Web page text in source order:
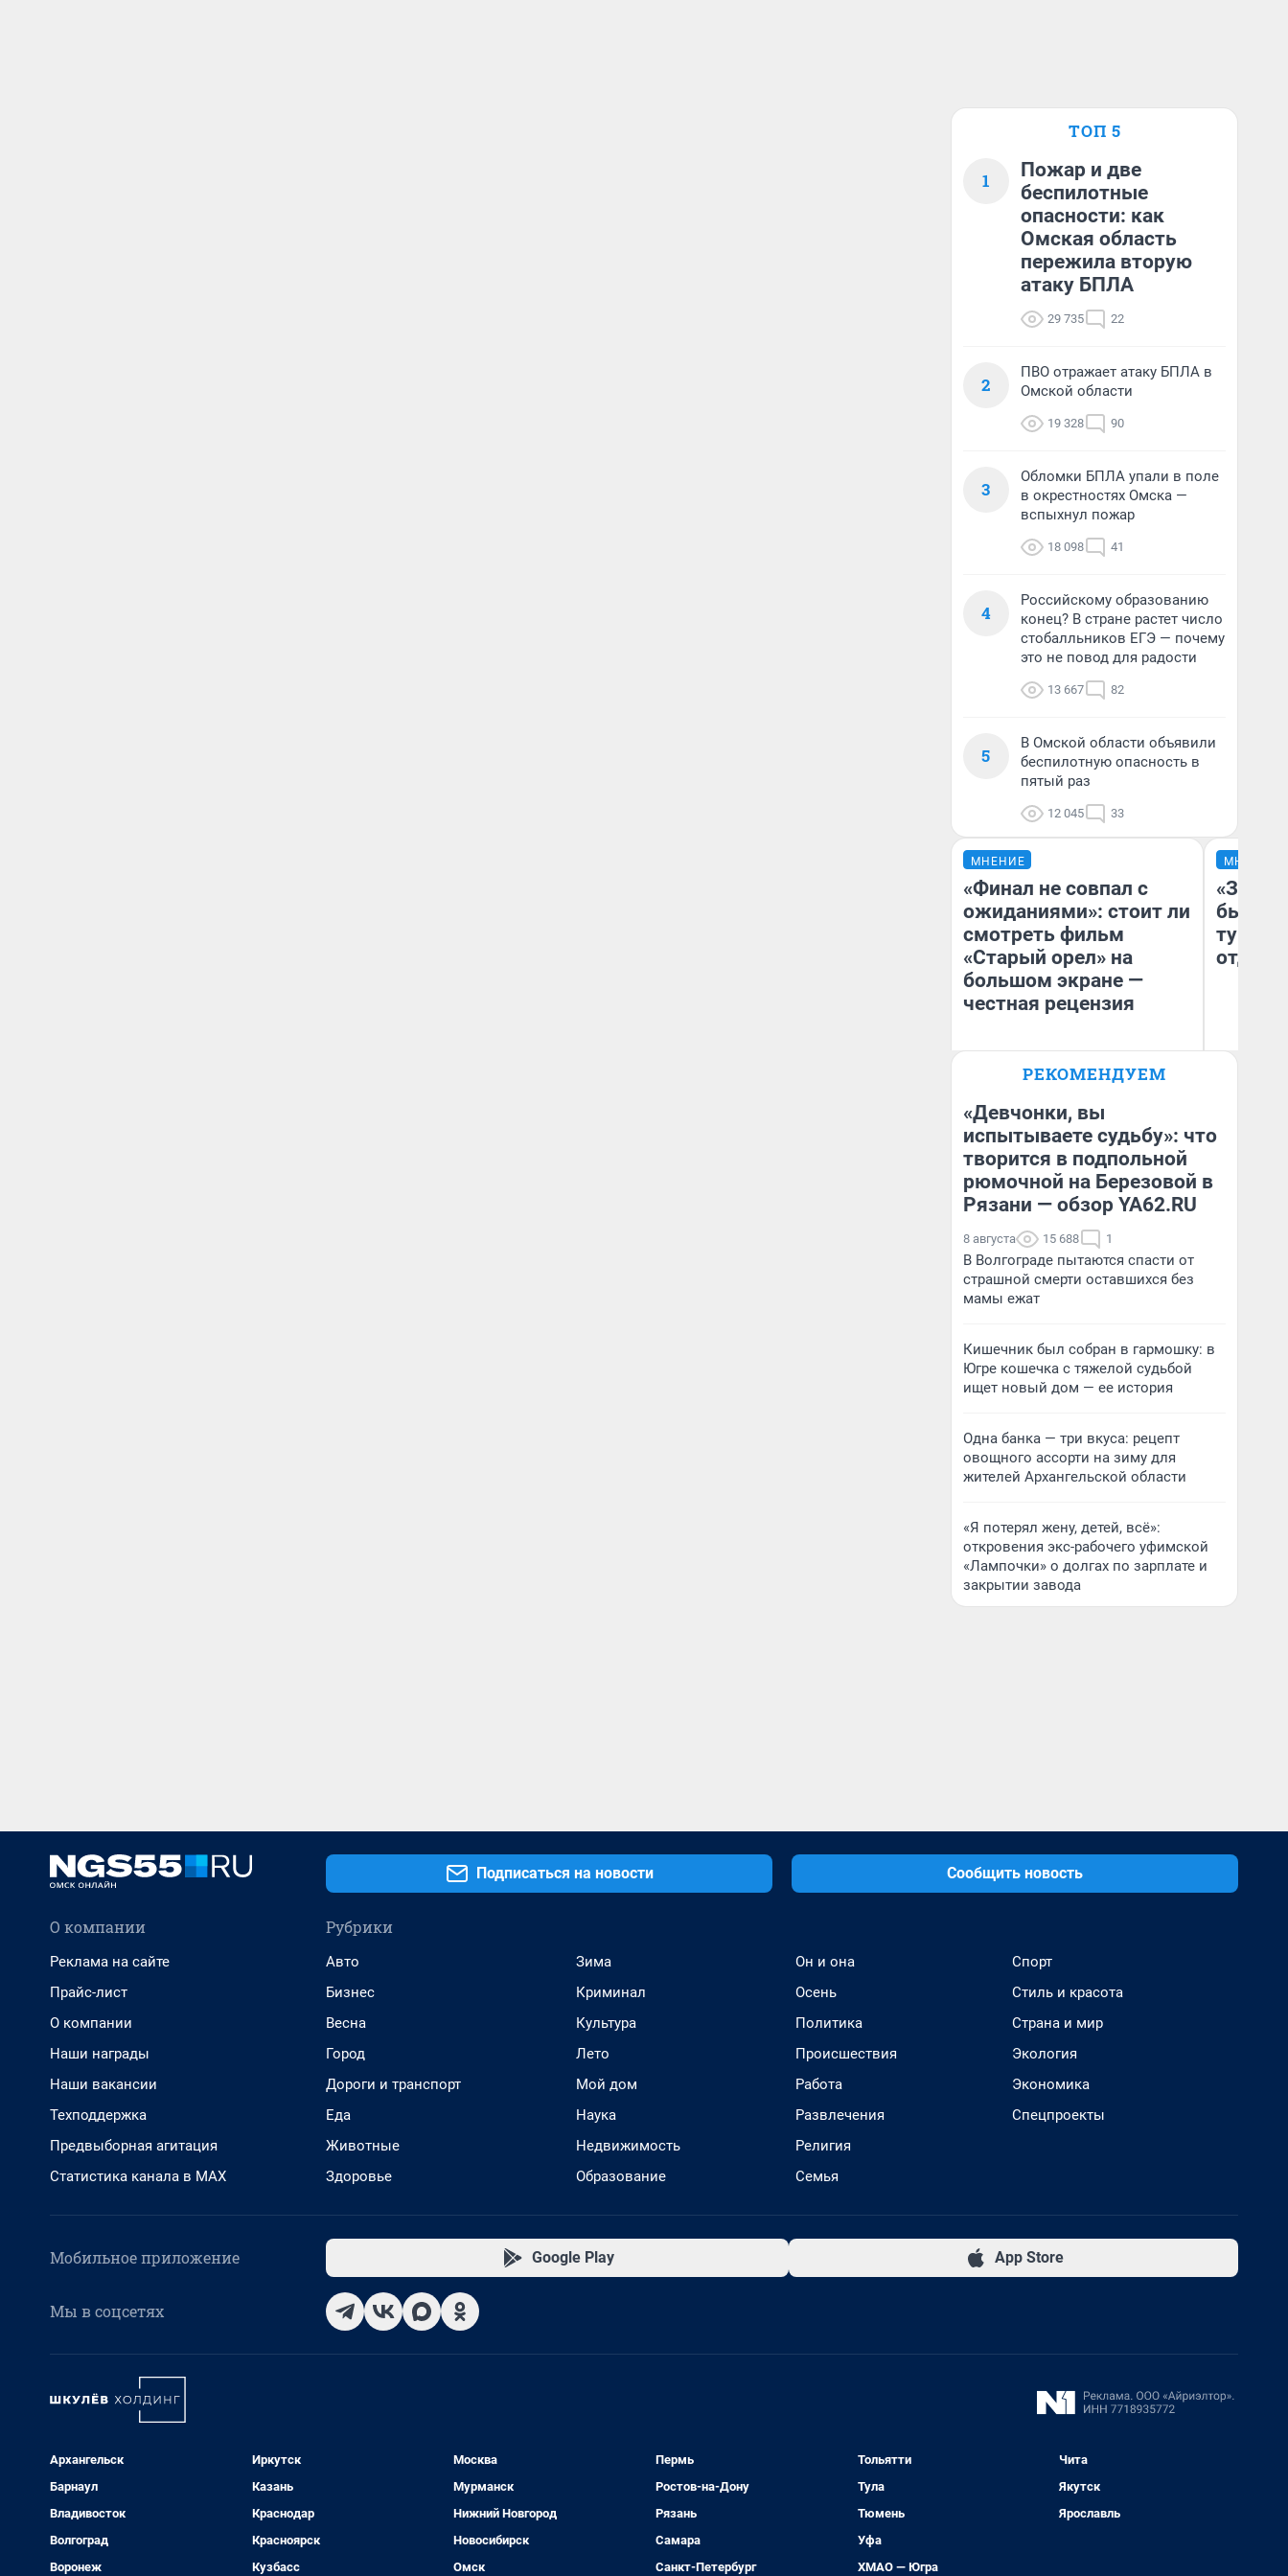
ТОП 5
1
Пожар и две
беспилотные
опасности: как
Омская область
пережила вторую
атаку БПЛА
29 735 22
2
ПВО отражает атаку БПЛА в
Омской области
19 328 90
3
Обломки БПЛА упали в поле
в окрестностях Омска —
вспыхнул пожар
18 098 41
4
Российскому образованию
конец? В стране растет число
стобалльников ЕГЭ — почему
это не повод для радости
13 667 82
5
В Омской области объявили
беспилотную опасность в
пятый раз
12 045 33
МНЕНИЕ
«Финал не совпал с
ожиданиями»: стоит ли
смотреть фильм
«Старый орел» на
большом экране —
честная рецензия
Надежда Губарь
МНЕНИЕ
«За
были
РЕКОМЕНДУЕМ
«Девчонки, вы
испытываете судьбу»: что
творится в подпольной
рюмочной на Березовой в
Рязани — обзор YA62.RU
8 августа 15 688 1
В Волгограде пытаются спасти от
страшной смерти оставшихся без
мамы ежат
Кишечник был собран в гармошку: в
Югре кошечка с тяжелой судьбой
ищет новый дом — ее история
Одна банка — три вкуса: рецепт
овощного ассорти на зиму для
жителей Архангельской области
«Я потерял жену, детей, всё»:
откровения экс-рабочего уфимской
«Лампочки» о долгах по зарплате и
закрытии завода
Подписаться на новости Сообщить новость
О компании
Реклама на сайте
Прайс-лист
О компании
Наши награды
Наши вакансии
Техподдержка
Предвыборная агитация
Статистика канала в MAX
Рубрики
Авто
Бизнес
Весна
Город
Дороги и транспорт
Еда
Животные
Здоровье
Зима
Криминал
Культура
Лето
Мой дом
Наука
Недвижимость
Образование
Он и она
Осень
Политика
Происшествия
Работа
Развлечения
Религия
Семья
Спорт
Стиль и красота
Страна и мир
Экология
Экономика
Спецпроекты
Мобильное приложение Google Play App Store
Мы в соцсетях
Архангельск
Барнаул
Владивосток
Волгоград
Воронеж
Иркутск
Казань
Краснодар
Красноярск
Кузбасс
Москва
Мурманск
Нижний Новгород
Новосибирск
Омск
Пермь
Ростов-на-Дону
Рязань
Самара
Санкт-Петербург
Тольятти
Тула
Тюмень
Уфа
ХМАО — Югра
Чита
Якутск
Ярославль